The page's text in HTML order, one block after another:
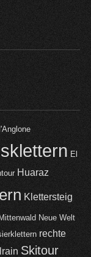
El
Huaraz
Klettersteig
Mittenwald Neue Welt
rechte
Skitour